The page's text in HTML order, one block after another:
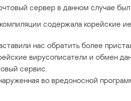
сервер в данном случае
содержала корейские
нас обратить более
вирусописатели и обмен
сервис.
во вредоносной